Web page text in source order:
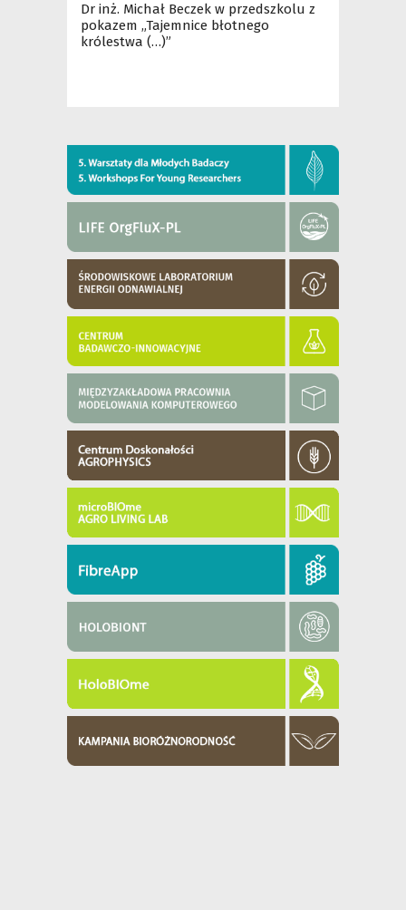
Dr inż. Michał Beczek w przedszkolu z
pokazem „Tajemnice błotnego
królestwa (…)”